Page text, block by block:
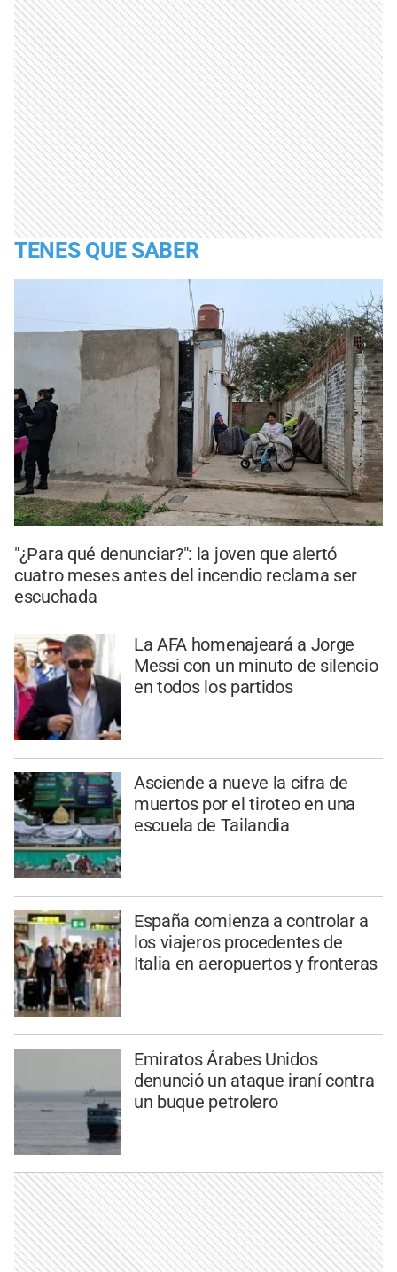
TENES QUE SABER
"¿Para qué denunciar?": la joven que alertó
cuatro meses antes del incendio reclama ser
escuchada
La AFA homenajeará a Jorge
Messi con un minuto de silencio
en todos los partidos
Asciende a nueve la cifra de
muertos por el tiroteo en una
escuela de Tailandia
España comienza a controlar a
los viajeros procedentes de
Italia en aeropuertos y fronteras
Emiratos Árabes Unidos
denunció un ataque iraní contra
un buque petrolero